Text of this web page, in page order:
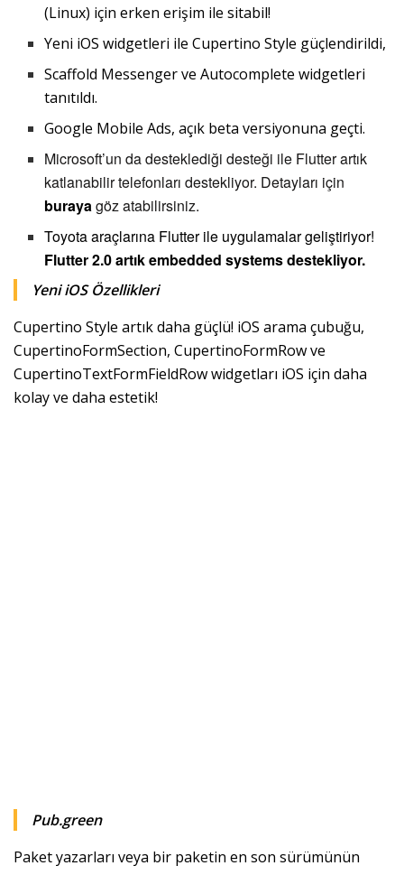
(Linux) için erken erişim ile sitabil!
Yeni iOS widgetleri ile Cupertino Style güçlendirildi,
Scaffold Messenger ve Autocomplete widgetleri
tanıtıldı.
Google Mobile Ads, açık beta versiyonuna geçti.
Microsoft’un da desteklediği desteği ile Flutter artık
katlanabilir telefonları destekliyor. Detayları için
burayagöz atabilirsiniz.
Toyota araçlarına Flutter ile uygulamalar geliştiriyor!
Flutter 2.0 artık embedded systems destekliyor.
Yeni iOS Özellikleri
Cupertino Style artık daha güçlü! iOS arama çubuğu,
CupertinoFormSection, CupertinoFormRow ve
CupertinoTextFormFieldRow widgetları iOS için daha
kolay ve daha estetik!
Pub.green
Paket yazarları veya bir paketin en son sürümünün